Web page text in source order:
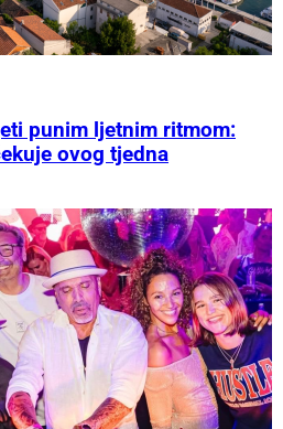
punim ljetnim ritmom:
ovog tjedna